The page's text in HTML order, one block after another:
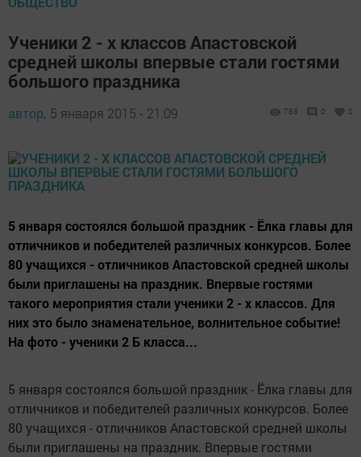
Ученики 2 - х классов Апастовской
средней школы впервые стали гостями
большого праздника
автор, 5 января 2015 - 21:09 783 0 0
5 января состоялся большой праздник - Ёлка главы для
отличников и победителей различных конкурсов. Более
80 учащихся - отличников Апастовской средней школы
были приглашены на праздник. Впервые гостями
такого мероприятия стали ученики 2 - х классов. Для
них это было знаменательное, волнительное событие!
На фото - ученики 2 Б класса...
5 января состоялся большой праздник - Ёлка главы для
отличников и победителей различных конкурсов. Более
80 учащихся - отличников Апастовской средней школы
были приглашены на праздник. Впервые гостями